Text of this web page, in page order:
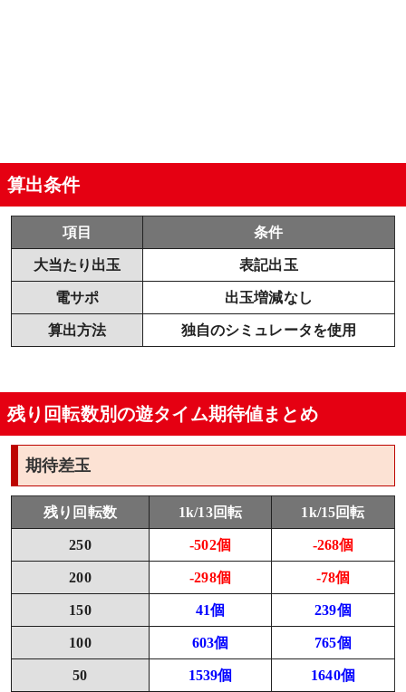
算出条件
項目 条件
大当たり出玉 表記出玉
電サポ 出玉増減なし
算出方法 独自のシミュレータを使用
残り回転数別の遊タイム期待値まとめ
期待差玉
残り回転数 1k/13回転 1k/15回転
250 -502個 -268個
200 -298個 -78個
150 41個 239個
100 603個 765個
50 1539個 1640個